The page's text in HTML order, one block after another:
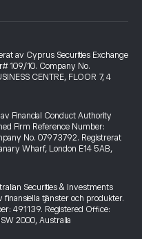
av Cyprus Securities Exchange
109/10. Company No.
CENTRE, FLOOR 7, 4
Financial Conduct Authority
Firm Reference Number:
No. 07973792. Registrerat
Wharf, London E14 5AB,
Securities & Investments
finansiella tjänster och produkter.
491139. Registered Office:
2000, Australia